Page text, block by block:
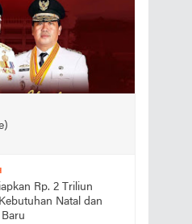
Rp. 2 Triliun
Natal dan